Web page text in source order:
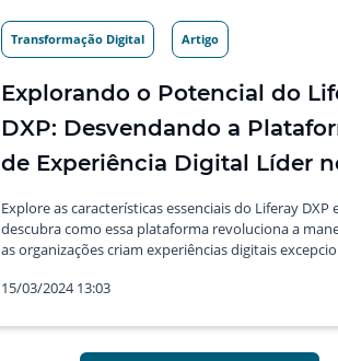
Transformação Digital Artigo
Explorando o Potencial do
DXP: Desvendando a
de Experiência Digital Líder
Mercado
Explore as características essenciais do Liferay DXP
descubra como essa plataforma revoluciona a
as organizações criam experiências digitais
15/03/2024 13:03